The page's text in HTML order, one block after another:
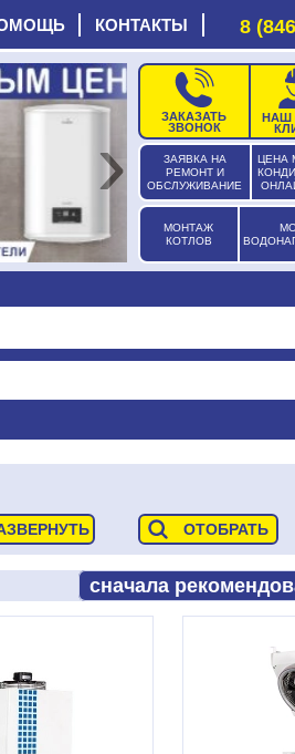
КОНТАКТЫ 8
ЗАЯВКА НА
РЕМОНТ И
ОБСЛУЖИВАНИЕ
ЦЕНА
МОНТАЖ
КОТЛОВ
ЗАКАЗАТЬ
ЗВОНОК
НАШ
›